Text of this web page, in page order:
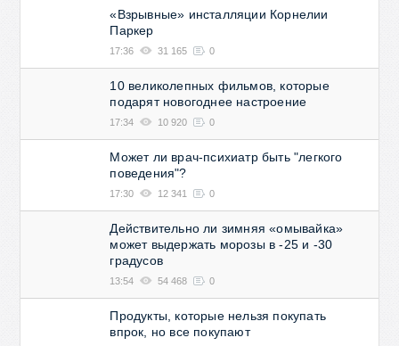
«Взрывные» инсталляции Корнелии
Паркер
17:36 31 165 0
10 великолепных фильмов, которые
подарят новогоднее настроение
17:34 10 920 0
Может ли врач-психиатр быть "легкого
поведения"?
17:30 12 341 0
Действительно ли зимняя «омывайка»
может выдержать морозы в -25 и -30
градусов
13:54 54 468 0
Продукты, которые нельзя покупать
впрок, но все покупают